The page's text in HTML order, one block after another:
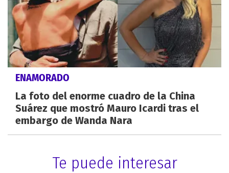
ENAMORADO
La foto del enorme cuadro de la China
Suárez que mostró Mauro Icardi tras el
embargo de Wanda Nara
Te puede interesar